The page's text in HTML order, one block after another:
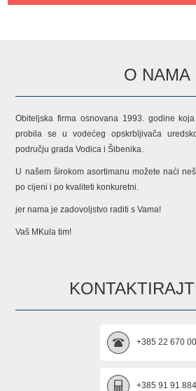
O NAMA
Obiteljska firma osnovana 1993. godine
probila se u vodećeg opskrbljivača
području grada Vodica i Šibenika.
U našem širokom asortimanu možete naći
po cijeni i po kvaliteti konkuretni.
jer nama je zadovoljstvo raditi s Vama!
Vaš MKula tim!
+385 22 670
+385 91 91